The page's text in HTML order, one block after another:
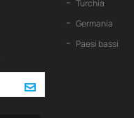
Turchia
Germania
Paesi bassi